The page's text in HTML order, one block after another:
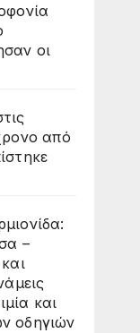
οι
από
–
και
οδηγιών